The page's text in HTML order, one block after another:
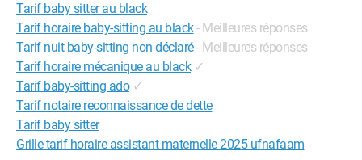
Tarif baby sitter au black
Tarif horaire baby-sitting au black- Meilleures réponses
Tarif nuit baby-sitting non déclaré- Meilleures réponses
Tarif horaire mécanique au black ✓
Tarif baby-sitting ado ✓
Tarif notaire reconnaissance de dette
Tarif baby sitter
Grille tarif horaire assistant maternelle 2025 ufnafaam